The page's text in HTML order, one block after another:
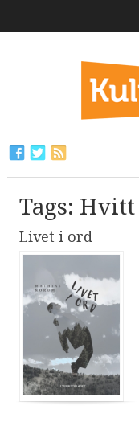
Tags: Hvitt
Livet i ord